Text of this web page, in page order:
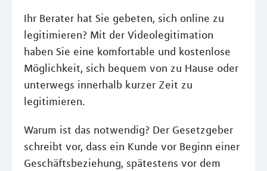
Ihr Berater hat Sie gebeten, sich online zu
legitimieren? Mit der Videolegitimation
haben Sie eine komfortable und kostenlose
Möglichkeit, sich bequem von zu Hause oder
unterwegs innerhalb kurzer Zeit zu
legitimieren.
Warum ist das notwendig? Der Gesetzgeber
schreibt vor, dass ein Kunde vor Beginn einer
Geschäftsbeziehung, spätestens vor dem